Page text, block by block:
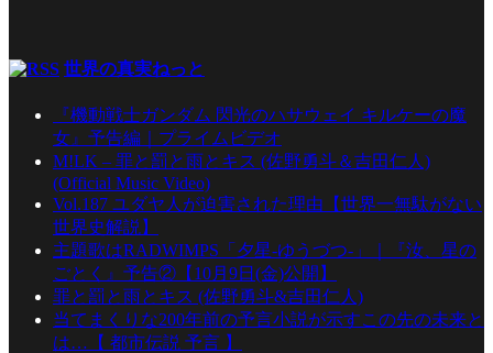
世界の真実ねっと
『機動戦士ガンダム 閃光のハサウェイ キルケーの魔
女』予告編｜プライムビデオ
M!LK – 罪と罰と雨とキス (佐野勇斗＆吉田仁人)
(Official Music Video)
Vol.187 ユダヤ人が迫害された理由【世界一無駄がない
世界史解説】
主題歌はRADWIMPS「夕星-ゆうづつ-」｜『汝、星の
ごとく』予告②【10月9日(金)公開】
罪と罰と雨とキス (佐野勇斗&吉田仁人)
当てまくりな200年前の予言小説が示すこの先の未来と
は…【 都市伝説 予言 】